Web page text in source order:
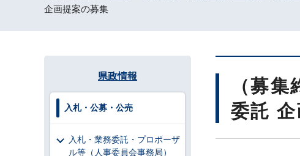
企画提案の募集
（募
委託
県政情報
入札・公募・公売
入札・業務委託・プロポーザ
ル等（人事委員会事務局）